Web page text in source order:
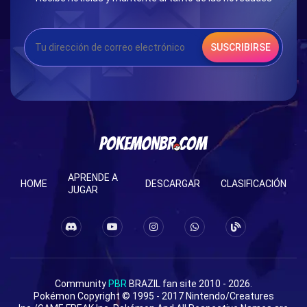
SUSCRIBIRSE
HOME
APRENDE A
JUGAR
DESCARGAR CLASIFICACIÓN
Community PBR BRAZIL fan site 2010 - 2026.
Pokémon Copyright © 1995 - 2017 Nintendo/Creatures